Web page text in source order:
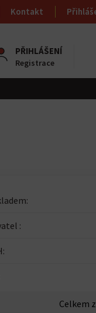
Kontakt
PŘIHLÁŠENÍ
Registrace
:
Celkem